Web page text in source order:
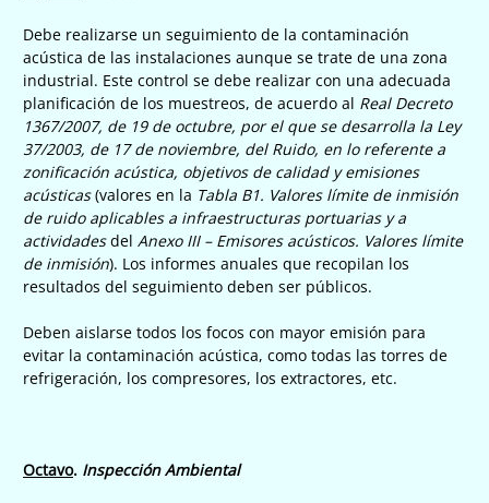
Debe realizarse un seguimiento de la contaminación
acústica de las instalaciones aunque se trate de una zona
industrial. Este control se debe realizar con una adecuada
planificación de los muestreos, de acuerdo al Real Decreto
1367/2007, de 19 de octubre, por el que se desarrolla la Ley
37/2003, de 17 de noviembre, del Ruido, en lo referente a
zonificación acústica, objetivos de calidad y emisiones
acústicas(valores en la Tabla B1. Valores límite de inmisión
de ruido aplicables a infraestructuras portuarias y a
actividadesdel Anexo III – Emisores acústicos. Valores límite
de inmisión). Los informes anuales que recopilan los
resultados del seguimiento deben ser públicos.
Deben aislarse todos los focos con mayor emisión para
evitar la contaminación acústica, como todas las torres de
refrigeración, los compresores, los extractores, etc.
Octavo. Inspección Ambiental